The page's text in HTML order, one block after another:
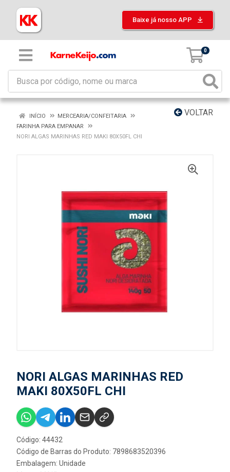
Baixe já nosso APP
0
VOLTAR
INÍCIO
MERCEARIA/CONFEITARIA
FARINHA PARA EMPANAR
NORI ALGAS MARINHAS RED MAKI 80X50FL CHI
NORI ALGAS MARINHAS RED
MAKI 80X50FL CHI
Código: 44432
Código de Barras do Produto: 7898683520396
Embalagem: Unidade